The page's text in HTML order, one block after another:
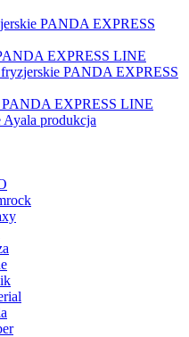
PANDA EXPRESS
EXPRESS LINE
PANDA EXPRESS
EXPRESS LINE
produkcja